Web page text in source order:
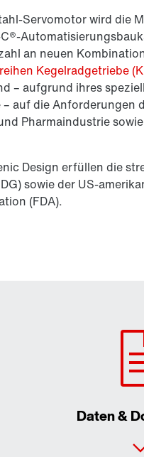
Servomotor wird die
an neuen
Kegelradgetriebe
– aufgrund ihres
auf die Anforderungen
Pharmaindustrie
Design erfüllen die
sowie der US-
(FDA).
Daten &